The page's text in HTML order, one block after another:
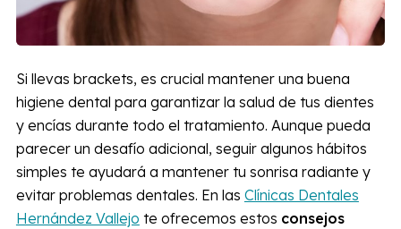
Si llevas brackets, es crucial mantener una buena
higiene dental para garantizar la salud de tus dientes
y encías durante todo el tratamiento. Aunque pueda
parecer un desafío adicional, seguir algunos hábitos
simples te ayudará a mantener tu sonrisa radiante y
evitar problemas dentales. En las Clínicas Dentales
Hernández Vallejo te ofrecemos estos consejos